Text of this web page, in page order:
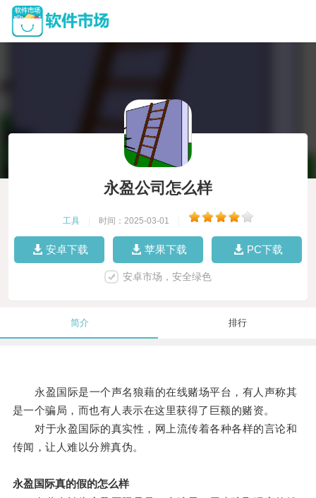
永盈公司怎么样
工具 时间：2025-03-01
安卓下载 苹果下载 PC下载
安卓市场，安全绿色
简介 排行
永盈国际是一个声名狼藉的在线赌场平台，有人声称其
是一个骗局，而也有人表示在这里获得了巨额的赌资。
对于永盈国际的真实性，网上流传着各种各样的言论和
传闻，让人难以分辨真伪。
永盈国际真的假的怎么样